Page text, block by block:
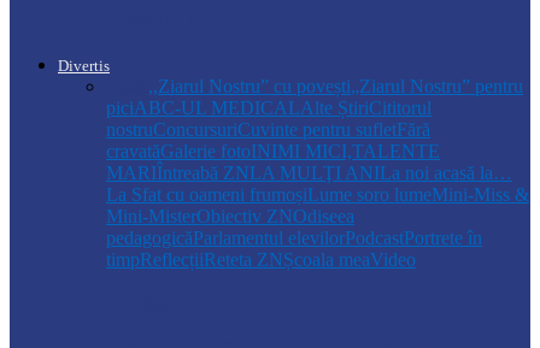
Divertis
,,Ziarul Nostru” cu povești„Ziarul Nostru” pentru
piciABC-UL MEDICALAlte ȘtiriCititorul
nostruConcursuriCuvinte pentru sufletFără
cravatăGalerie fotoINIMI MICI,TALENTE
MARIÎntreabă ZNLA MULŢI ANILa noi acasă la…
La Sfat cu oameni frumoșiLume soro lumeMini-Miss &
Mini-MisterObiectiv ZNOdiseea
pedagogicăParlamentul elevilorPodcastPortrete în
timpReflecțiiReteta ZNȘcoala meaVideo